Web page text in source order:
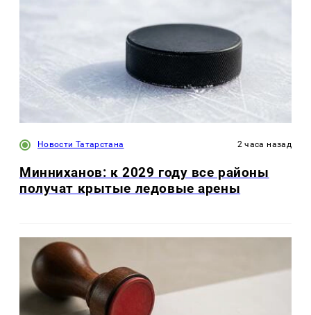
Новости Татарстана 2 часа назад
Минниханов: к 2029 году все районы
получат крытые ледовые арены